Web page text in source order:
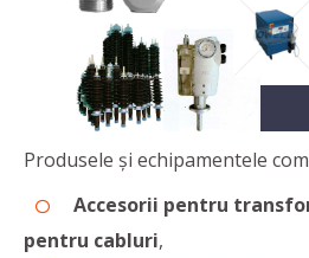
Produsele și echipamentele
Accesorii pentru
pentru cabluri,